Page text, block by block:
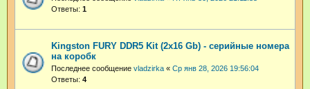
Ответы: 1
Kingston FURY DDR5 Kit (2x16 Gb) - серийные номера
на коробк
Последнее сообщение vladzirka « Ср янв 28, 2026 19:56:04
Ответы: 4